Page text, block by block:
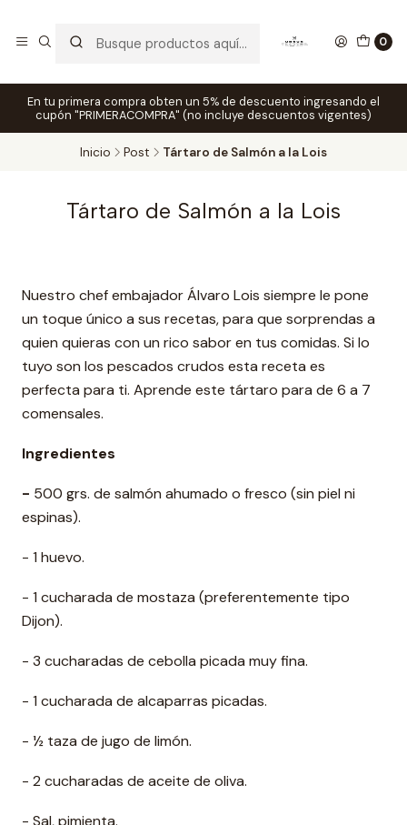
0
En tu primera compra obten un 5% de descuento ingresando el
cupón "PRIMERACOMPRA" (no incluye descuentos vigentes)
Inicio Post Tártaro de Salmón a la Lois
Tártaro de Salmón a la Lois
Nuestro chef embajador Álvaro Lois siempre le pone
un toque único a sus recetas, para que sorprendas a
quien quieras con un rico sabor en tus comidas. Si lo
tuyo son los pescados crudos esta receta es
perfecta para ti. Aprende este tártaro para de 6 a 7
comensales.
Ingredientes
- 500 grs. de salmón ahumado o fresco (sin piel ni
espinas).
- 1 huevo.
- 1 cucharada de mostaza (preferentemente tipo
Dijon).
- 3 cucharadas de cebolla picada muy fina.
- 1 cucharada de alcaparras picadas.
- ½ taza de jugo de limón.
- 2 cucharadas de aceite de oliva.
- Sal, pimienta.